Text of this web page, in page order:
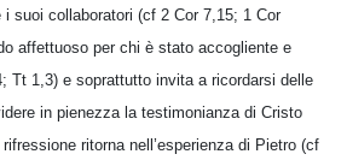
suoi collaboratori (cf 2 Cor 7,15; 1 Cor
affettuoso per chi è stato accogliente e
Tt 1,3) e soprattutto invita a ricordarsi delle
in pienezza la testimonianza di Cristo
ritorna nell’esperienza di Pietro (cf